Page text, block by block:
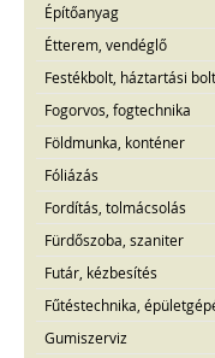
Építőanyag
Étterem, vendéglő
Festékbolt, háztartási bolt
Fogorvos, fogtechnika
Földmunka, konténer
Fóliázás
Fordítás, tolmácsolás
Fürdőszoba, szaniter
Futár, kézbesítés
Fűtéstechnika,
Gumiszerviz